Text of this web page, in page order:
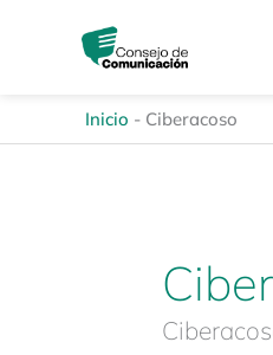
Inicio - Ciberacoso